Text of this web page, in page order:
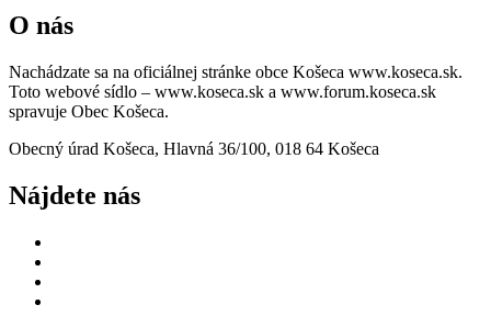
O nás
Nachádzate sa na oficiálnej stránke obce Košeca www.koseca.sk.
Toto webové sídlo – www.koseca.sk a www.forum.koseca.sk
spravuje Obec Košeca.
Obecný úrad Košeca, Hlavná 36/100, 018 64 Košeca
Nájdete nás